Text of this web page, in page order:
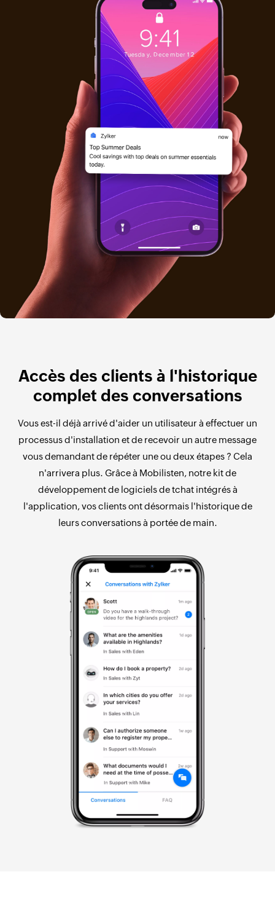
Accès des clients à l'historique
complet des conversations
Vous est-il déjà arrivé d'aider un utilisateur à effectuer un
processus d'installation et de recevoir un autre message
vous demandant de répéter une ou deux étapes ? Cela
n'arrivera plus. Grâce à Mobilisten, notre kit de
développement de logiciels de tchat intégrés à
l'application, vos clients ont désormais l'historique de
leurs conversations à portée de main.